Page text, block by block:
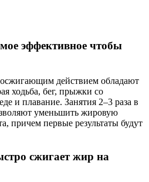
эффективное чтобы
действием обладают
ходьба, бег, прыжки со
и плавание. Занятия 2–3 раза в
уменьшить жировую
причем первые результаты будут
сжигает жир на